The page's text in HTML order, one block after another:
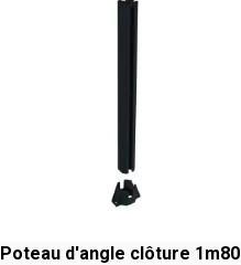
Poteau d'angle clôture 1m80